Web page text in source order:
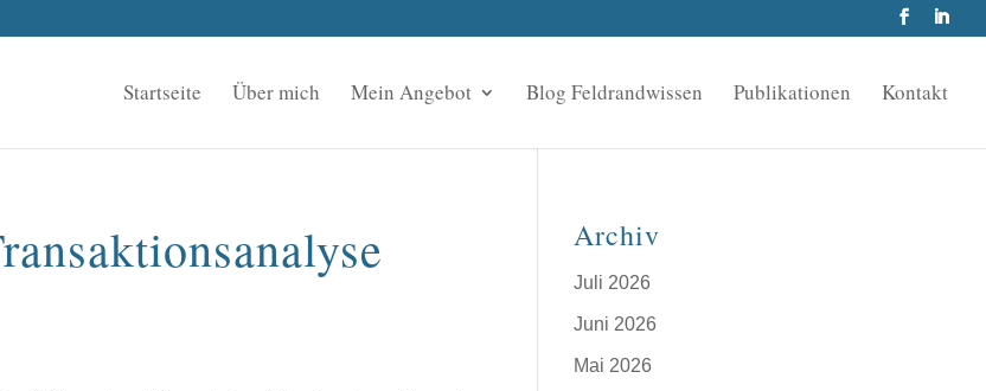
Startseite Über mich Mein Angebot Blog Feldrandwissen Publikationen Kontakt
Archiv
Juli 2026
Juni 2026
Mai 2026